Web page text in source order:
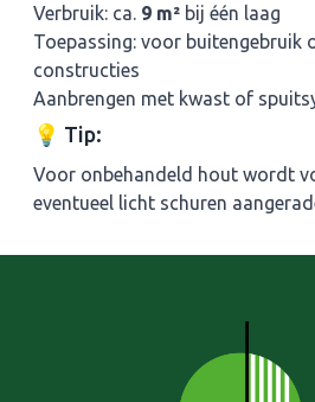
Verbruik: ca. 9 m²bij één laag
Toepassing: voor buitengebruik
constructies
Aanbrengen met kwast of
💡 Tip:
Voor onbehandeld hout wordt
eventueel licht schuren